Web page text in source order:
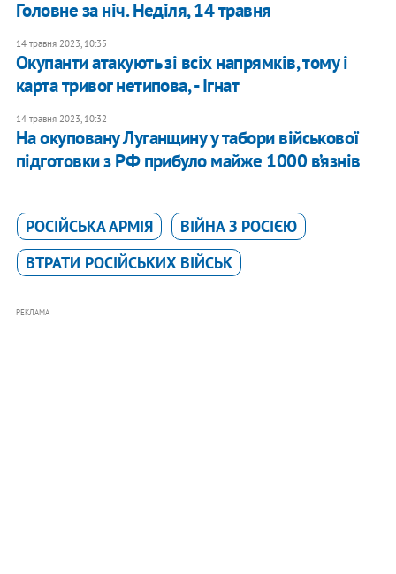
Головне за ніч. Неділя, 14 травня
14 травня 2023, 10:35
Окупанти атакують зі всіх напрямків, тому і
карта тривог нетипова, - Ігнат
14 травня 2023, 10:32
На окуповану Луганщину у табори військової
підготовки з РФ прибуло майже 1000 в’язнів
РОСІЙСЬКА АРМІЯ
ВІЙНА З РОСІЄЮ
ВТРАТИ РОСІЙСЬКИХ ВІЙСЬК
РЕКЛАМА